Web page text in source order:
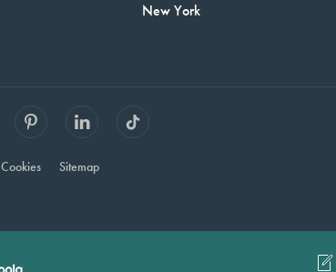
New York
Cookies Sitemap